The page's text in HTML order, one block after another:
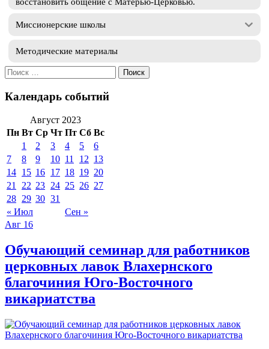
восстановить общение с Матерью-Церковью.
Миссионерские школы
Методические материалы
Искать:
Календарь событий
Август 2023
Пн Вт Ср Чт Пт Сб Вс
« Июл Сен »
1 2 3 4 5
6
7
8 9 10 11 12 13
14 15 16 17 18 19 20
21
22 23 24 25 26 27
28 29 30 31
Авг 16
Обучающий семинар для работников
церковных лавок Влахернского
благочиния Юго-Восточного
викариатства